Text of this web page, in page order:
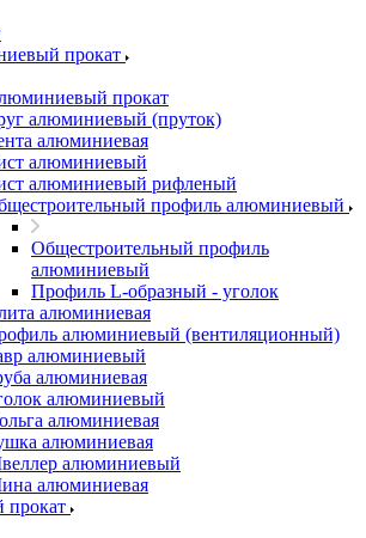
прокат
прокат
алюминиевый (пруток)
алюминиевая
алюминиевый
алюминиевый рифленый
профиль алюминиевый
Общестроительный профиль
алюминиевый
Профиль L-образный - уголок
алюминиевая
алюминиевый (вентиляционный)
алюминиевый
алюминиевая
алюминиевый
алюминиевая
алюминиевая
алюминиевый
алюминиевая